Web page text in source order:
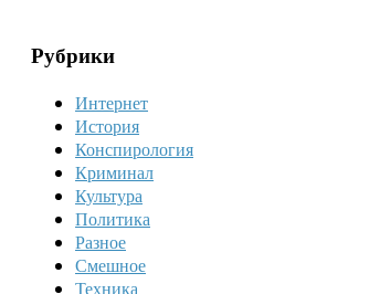
Рубрики
Интернет
История
Конспирология
Криминал
Культура
Политика
Разное
Смешное
Техника